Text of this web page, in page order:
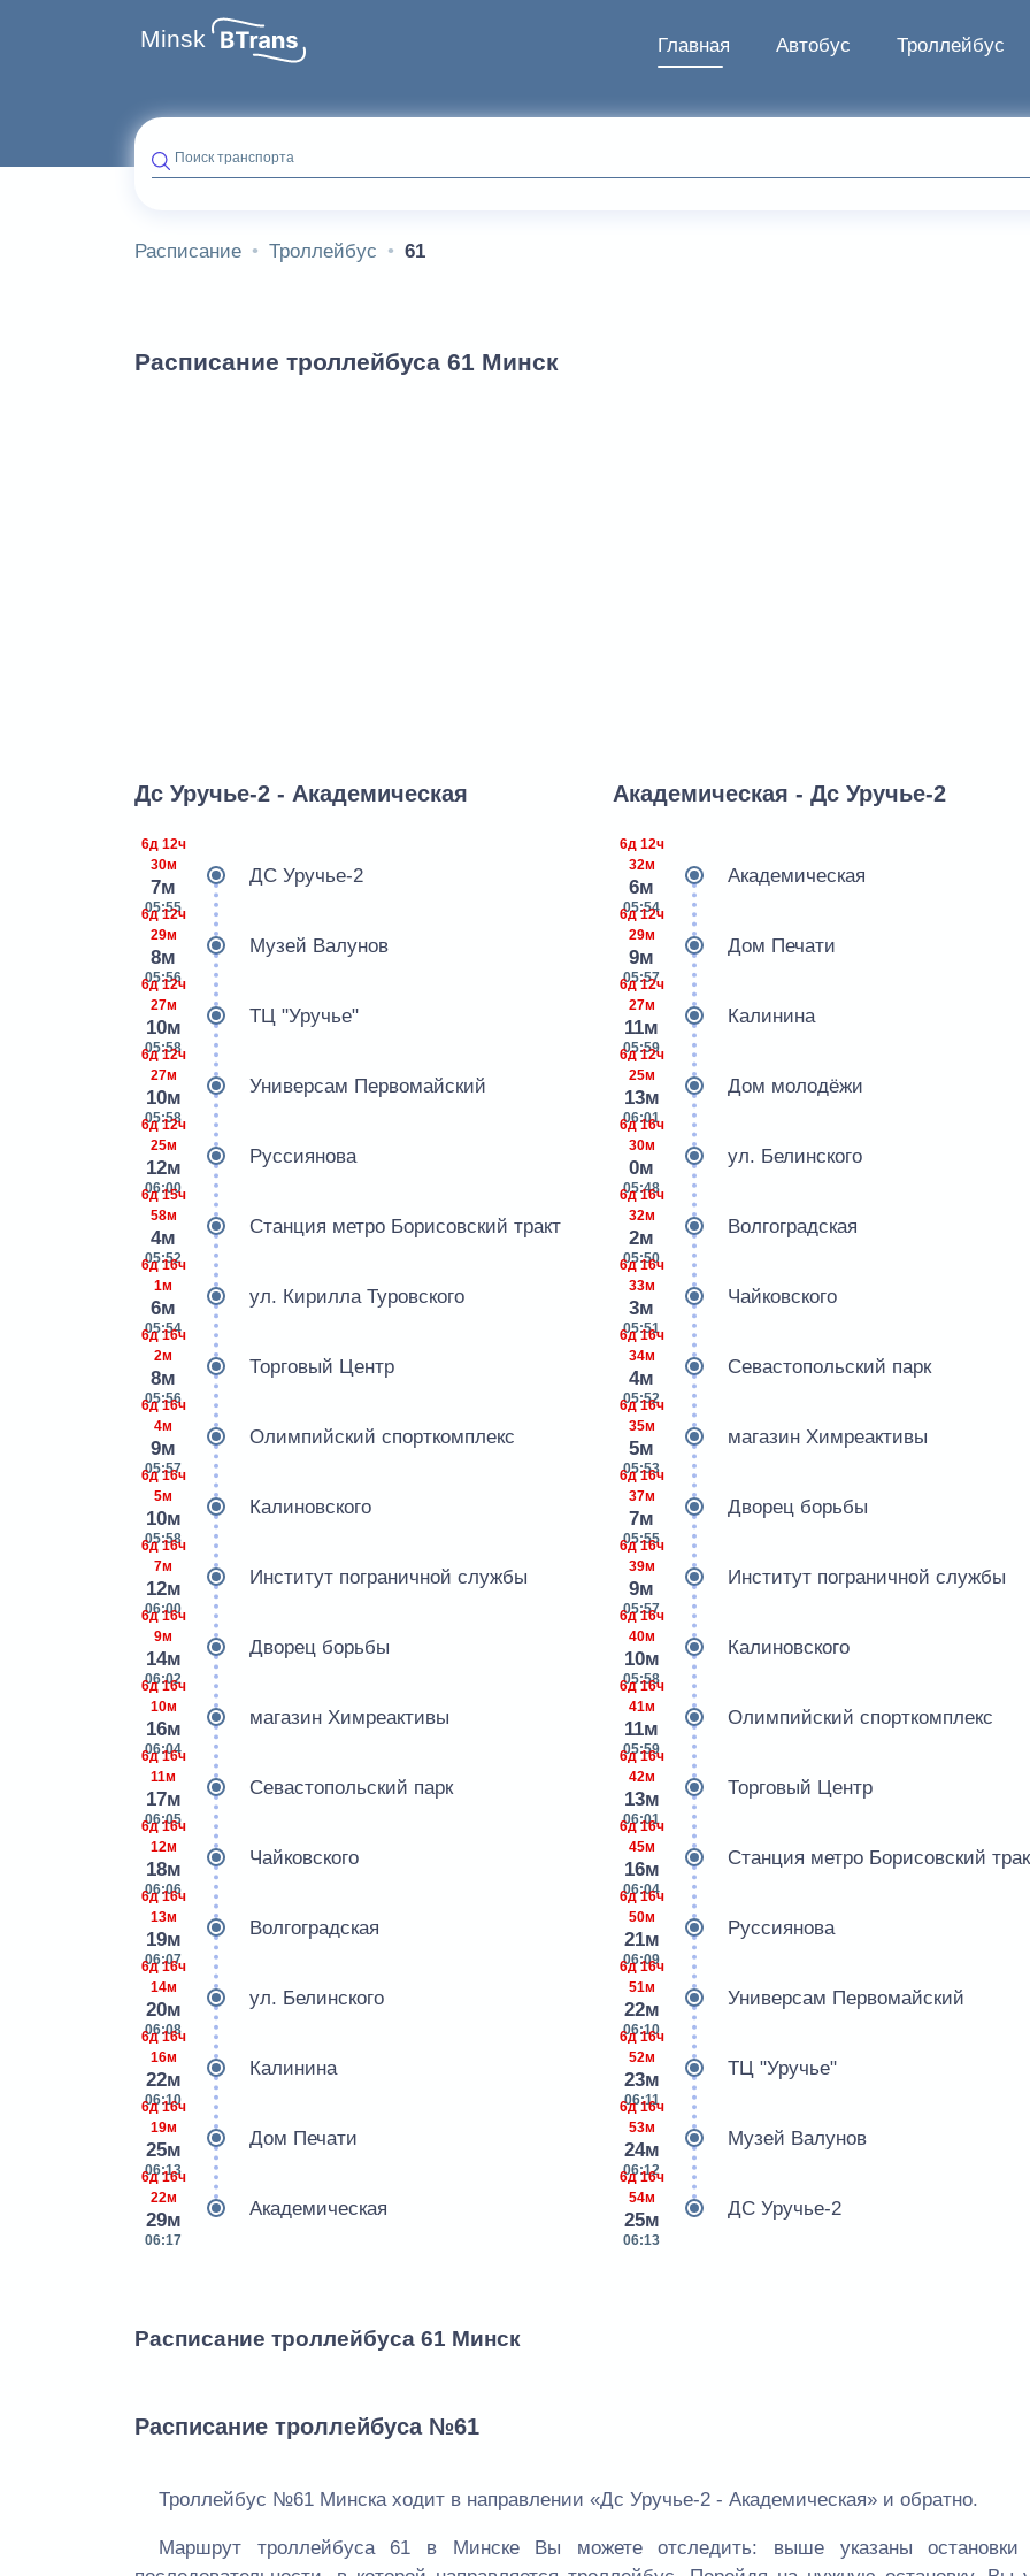
Minsk Главная Автобус Троллейбус
Поиск транспорта
Расписание Троллейбус 61
Расписание троллейбуса 61 Минск
Дс Уручье-2 - Академическая
6д 12ч
30м
7м
05:55
ДС Уручье-2
6д 12ч
29м
8м
05:56
Музей Валунов
6д 12ч
27м
10м
05:58
ТЦ "Уручье"
6д 12ч
27м
10м
05:58
Универсам Первомайский
6д 12ч
25м
12м
06:00
Руссиянова
6д 15ч
58м
4м
05:52
Станция метро Борисовский тракт
6д 16ч
1м
6м
05:54
ул. Кирилла Туровского
6д 16ч
2м
8м
05:56
Торговый Центр
6д 16ч
4м
9м
05:57
Олимпийский спорткомплекс
6д 16ч
5м
10м
05:58
Калиновского
6д 16ч
7м
12м
06:00
Институт пограничной службы
6д 16ч
9м
14м
06:02
Дворец борьбы
6д 16ч
10м
16м
06:04
магазин Химреактивы
6д 16ч
11м
17м
06:05
Севастопольский парк
6д 16ч
12м
18м
06:06
Чайковского
6д 16ч
13м
19м
06:07
Волгоградская
6д 16ч
14м
20м
06:08
ул. Белинского
6д 16ч
16м
22м
06:10
Калинина
6д 16ч
19м
25м
06:13
Дом Печати
6д 16ч
22м
29м
06:17
Академическая
Академическая - Дс Уручье-2
6д 12ч
32м
6м
05:54
Академическая
6д 12ч
29м
9м
05:57
Дом Печати
6д 12ч
27м
11м
05:59
Калинина
6д 12ч
25м
13м
06:01
Дом молодёжи
6д 16ч
30м
0м
05:48
ул. Белинского
6д 16ч
32м
2м
05:50
Волгоградская
6д 16ч
33м
3м
05:51
Чайковского
6д 16ч
34м
4м
05:52
Севастопольский парк
6д 16ч
35м
5м
05:53
магазин Химреактивы
6д 16ч
37м
7м
05:55
Дворец борьбы
6д 16ч
39м
9м
05:57
Институт пограничной службы
6д 16ч
40м
10м
05:58
Калиновского
6д 16ч
41м
11м
05:59
Олимпийский спорткомплекс
6д 16ч
42м
13м
06:01
Торговый Центр
6д 16ч
45м
16м
06:04
Станция метро Борисовский
6д 16ч
50м
21м
06:09
Руссиянова
6д 16ч
51м
22м
06:10
Универсам Первомайский
6д 16ч
52м
23м
06:11
ТЦ "Уручье"
6д 16ч
53м
24м
06:12
Музей Валунов
6д 16ч
54м
25м
06:13
ДС Уручье-2
Расписание троллейбуса 61 Минск
Расписание троллейбуса №61
Троллейбус №61 Минска ходит в направлении «Дс Уручье-2 - Академическая» и обратно.
Маршрут троллейбуса 61 в Минске Вы можете отследить: выше указаны